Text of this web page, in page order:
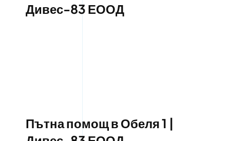
Дивес-83 ЕООД
Пътна помощ в Обеля 1 |